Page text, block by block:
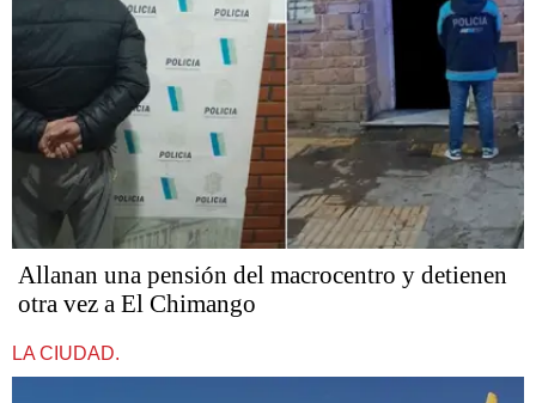
Allanan una pensión del macrocentro y detienen
otra vez a El Chimango
LA CIUDAD.